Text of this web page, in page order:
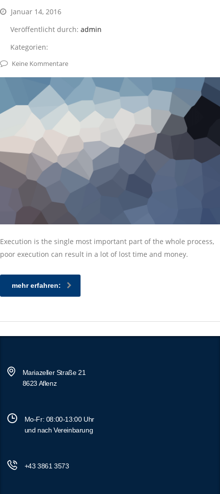
Januar 14, 2016
Veröffentlicht durch: admin
Kategorien:
Keine Kommentare
Execution is the single most important part of the whole process,
poor execution can result in a lot of lost time and money.
mehr erfahren:
Mariazeller Straße 21
8623 Aflenz
Mo-Fr: 08:00-13:00 Uhr
und nach Vereinbarung
+43 3861 3573